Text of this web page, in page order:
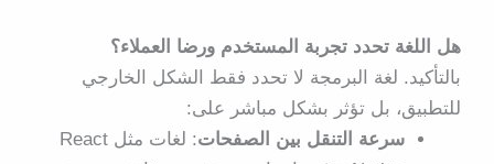
هل اللغة تحدد تجربة المستخدم ورضا العملاء؟
بالتأكيد. لغة البرمجة لا تحدد فقط الشكل الخارجي
للتطبيق، بل تؤثر بشكل مباشر على:
سرعة التنقل بين الصفحات
: لغات مثل React